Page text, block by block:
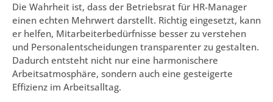
Die Wahrheit ist, dass der Betriebsrat für HR-Manager
einen echten Mehrwert darstellt. Richtig eingesetzt, kann
er helfen, Mitarbeiterbedürfnisse besser zu verstehen
und Personalentscheidungen transparenter zu gestalten.
Dadurch entsteht nicht nur eine harmonischere
Arbeitsatmosphäre, sondern auch eine gesteigerte
Effizienz im Arbeitsalltag.